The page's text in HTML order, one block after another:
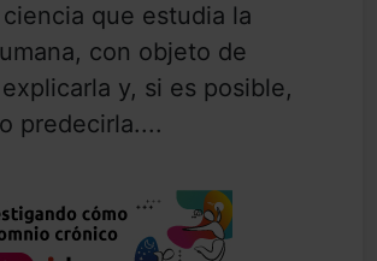
ciencia que estudia la
con objeto de
y, si es posible,
predecirla....